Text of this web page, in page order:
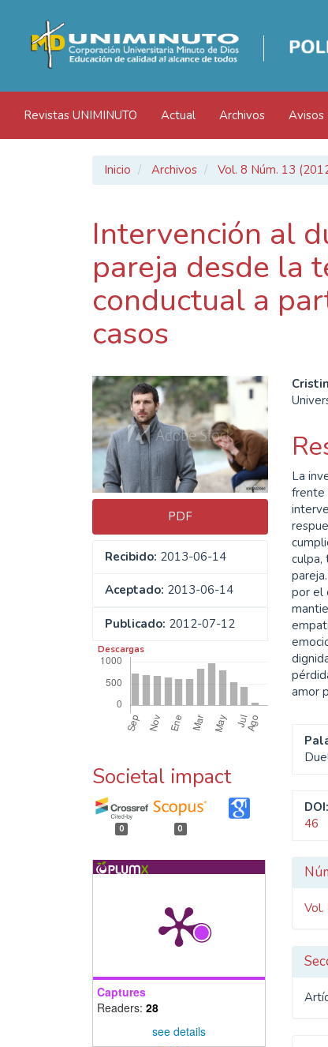
principal
Contenido
principal
Barra
lateral
Revistas UNIMINUTO Actual Archivos Avisos
Inicio Archivos Vol. 8 Núm. 13
Intervención al
pareja desde la
conductual a
casos
Barra
lateral
del
artículo
PDF
Recibido: 2013-06-14
Aceptado: 2013-06-14
Publicado: 2012-07-12
Descargas
Societal impact
0 0
Captures
Readers: 28
see details
del
La
frente
culpa,
por el
amor
DOI:
46
del